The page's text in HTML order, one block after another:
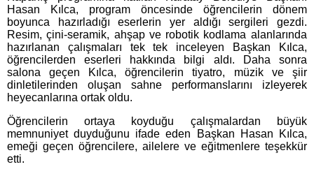
Hasan Kılca, program öncesinde öğrencilerin dönem
boyunca hazırladığı eserlerin yer aldığı sergileri gezdi.
Resim, çini-seramik, ahşap ve robotik kodlama alanlarında
hazırlanan çalışmaları tek tek inceleyen Başkan Kılca,
öğrencilerden eserleri hakkında bilgi aldı. Daha sonra
salona geçen Kılca, öğrencilerin tiyatro, müzik ve şiir
dinletilerinden oluşan sahne performanslarını izleyerek
heyecanlarına ortak oldu.
Öğrencilerin ortaya koyduğu çalışmalardan büyük
memnuniyet duyduğunu ifade eden Başkan Hasan Kılca,
emeği geçen öğrencilere, ailelere ve eğitmenlere teşekkür
etti.